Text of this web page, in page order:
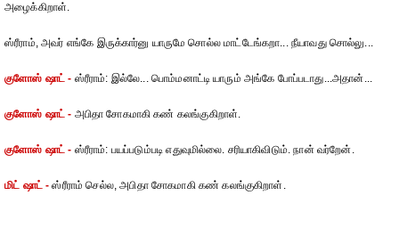
அழைக்கிறாள்.
ஸ்ரீராம், அவர் எங்கே இருக்கார்னு யாருமே சொல்ல மாட்டேங்கறா... நீயாவது சொல்லு...
குளோஸ் ஷாட் - ஸ்ரீராம்: இல்லே... பொம்மனாட்டி யாரும் அங்கே போப்படாது...அதான்...
குளோஸ் ஷாட் - அபிதா சோகமாகி கண் கலங்குகிறாள்.
குளோஸ் ஷாட் - ஸ்ரீராம்: பயப்படும்படி எதுவுமில்லை. சரியாகிவிடும். நான் வர்றேன்.
மிட் ஷாட் - ஸ்ரீராம் செல்ல, அபிதா சோகமாகி கண் கலங்குகிறாள்.